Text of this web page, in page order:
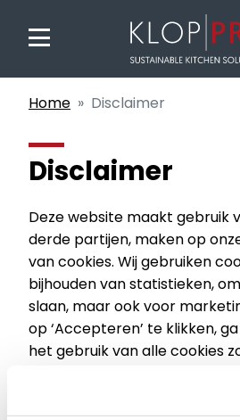
Home Disclaimer
Disclaimer
Deze website maakt gebruik
derde partijen, maken op
van cookies. Wij gebruiken
bijhouden van statistieken,
slaan, maar ook voor
op ‘Accepteren’ te klikken,
het gebruik van alle cookies